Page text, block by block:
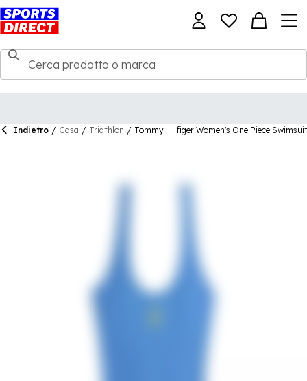
Indietro / Casa / Triathlon / Tommy Hilfiger Women's One Piece Swimsuit